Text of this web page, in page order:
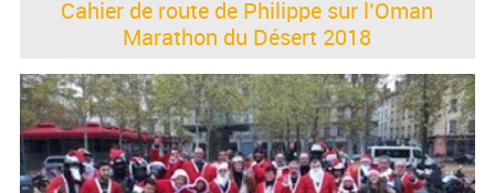
Cahier de route de Philippe sur l’Oman
Marathon du Désert 2018